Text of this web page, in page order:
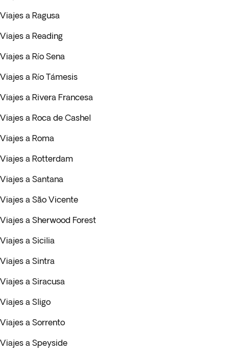
Viajes a Ragusa
Viajes a Reading
Viajes a Río Sena
Viajes a Río Támesis
Viajes a Rivera Francesa
Viajes a Roca de Cashel
Viajes a Roma
Viajes a Rotterdam
Viajes a Santana
Viajes a São Vicente
Viajes a Sherwood Forest
Viajes a Sicilia
Viajes a Sintra
Viajes a Siracusa
Viajes a Sligo
Viajes a Sorrento
Viajes a Speyside